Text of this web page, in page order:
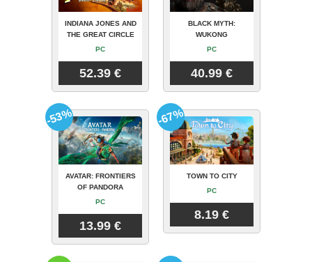
INDIANA JONES AND
THE GREAT CIRCLE
PC
52.39 €
BLACK MYTH:
WUKONG
PC
40.99 €
AVATAR: FRONTIERS
OF PANDORA
PC
13.99 €
-53%
TOWN TO CITY
PC
8.19 €
-67%